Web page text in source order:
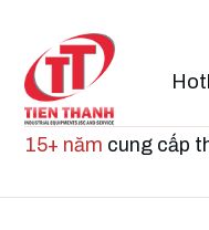
15+ năm cung cấp